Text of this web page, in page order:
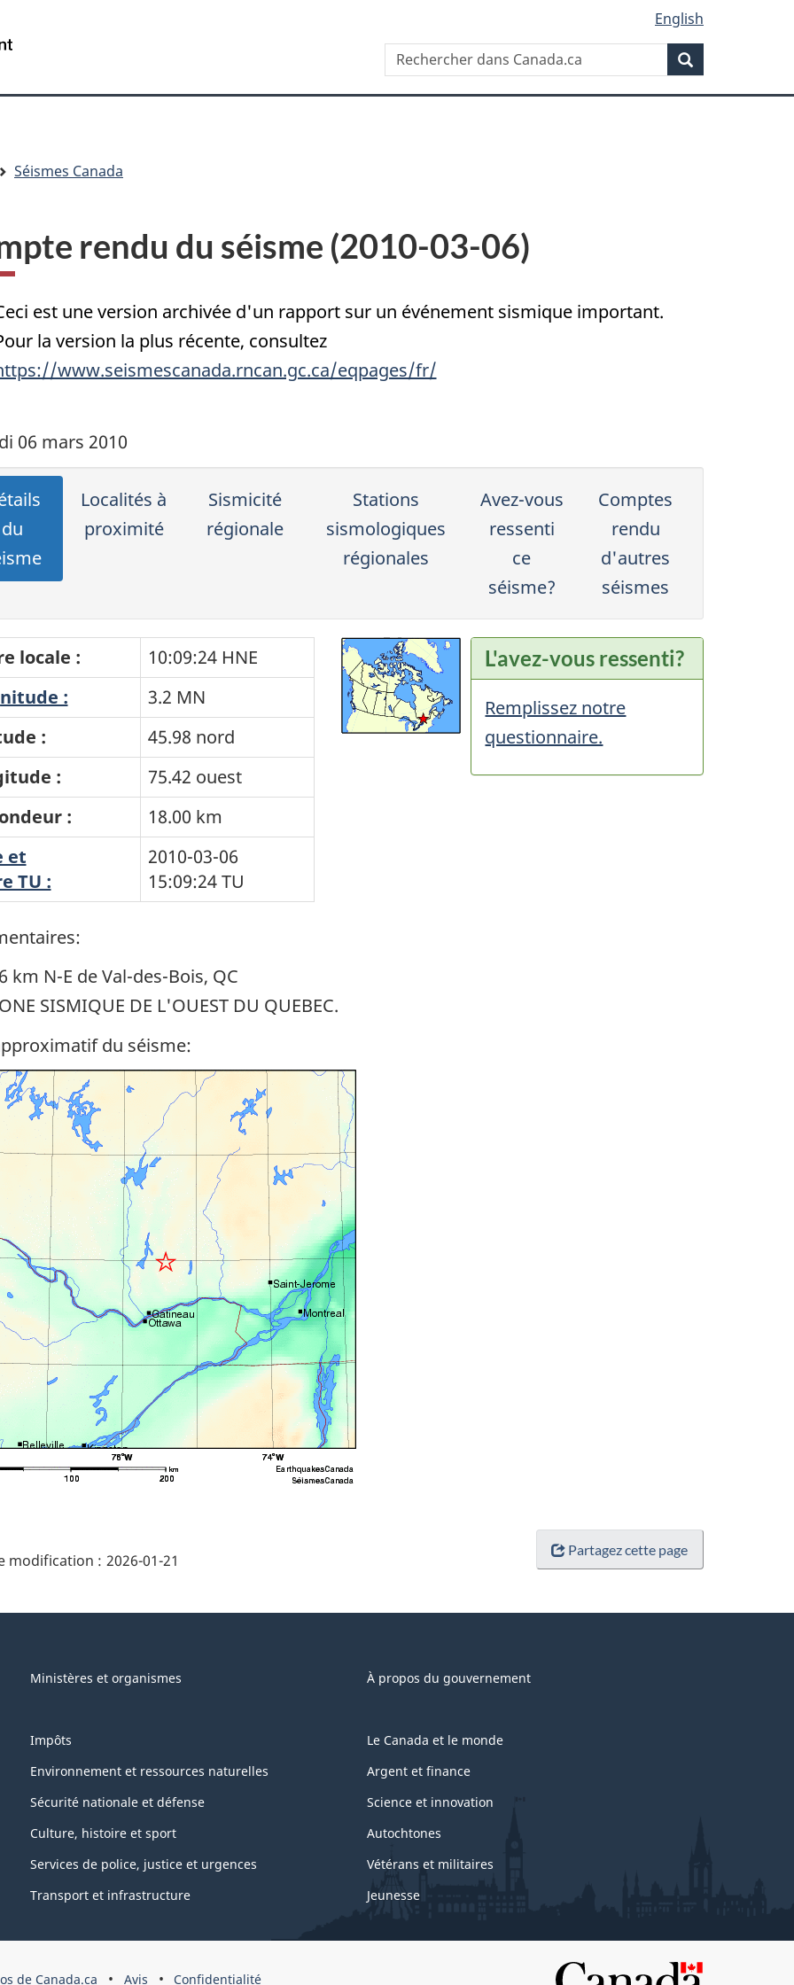
English
Rechercher
Rechercher
dans
Canada.ca
Séismes Canada
rendu du séisme (2010-03-06)
est une version archivée d'un rapport sur un événement sismique important.
la version la plus récente, consultez
www.seismescanada.rncan.gc.ca/eqpages/fr/
06 mars 2010
du
Localités à
proximité
Sismicité
régionale
Stations
sismologiques
régionales
Avez-vous
ressenti
ce
séisme?
Comptes
rendu
d'autres
séismes
locale :
10:09:24 HNE
:
3.2 MN
:
45.98 nord
:
75.42 ouest
:
18.00 km
et
TU :
2010-03-06
15:09:24TU
L'avez-vous ressenti?
Remplissez notre
questionnaire.
km N-E de Val-des-Bois, QC
SISMIQUE DE L'OUEST DU QUEBEC.
du séisme:
Partagez cette page
modification : 2026-01-21
Ministères et organismes À propos du gouvernement
Impôts
Environnement et ressources naturelles
Sécurité nationale et défense
Culture, histoire et sport
Services de police, justice et urgences
Transport et infrastructure
Le Canada et le monde
Argent et finance
Science et innovation
Autochtones
Vétérans et militaires
Jeunesse
de Canada.ca Avis Confidentialité